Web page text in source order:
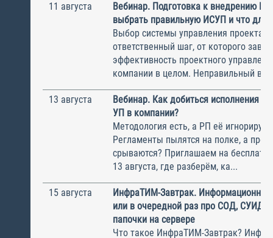
11 августа
Вебинар. Подготовка к внедрению
выбрать правильную ИСУП и что для
Выбор системы управления
ответственный шаг, от которого
эффективность проектного
компании в целом. Неправильный
13 августа
Вебинар. Как добиться исполнения
УП в компании?
Методология есть, а РП её
Регламенты пылятся на полке, а
срываются? Приглашаем на
13 августа, где разберём, ка...
15 августа
ИнфраТИМ-Завтрак.
или в очередной раз про СОД, СУИД и
папочки на сервере
Что такое ИнфраТИМ-Завтрак?